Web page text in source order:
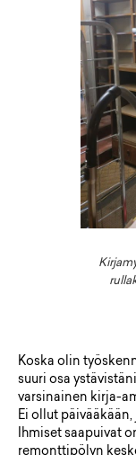
Koska olin
suuri osa
varsinainen kirja-
Ei ollut
Ihmiset saapuivat